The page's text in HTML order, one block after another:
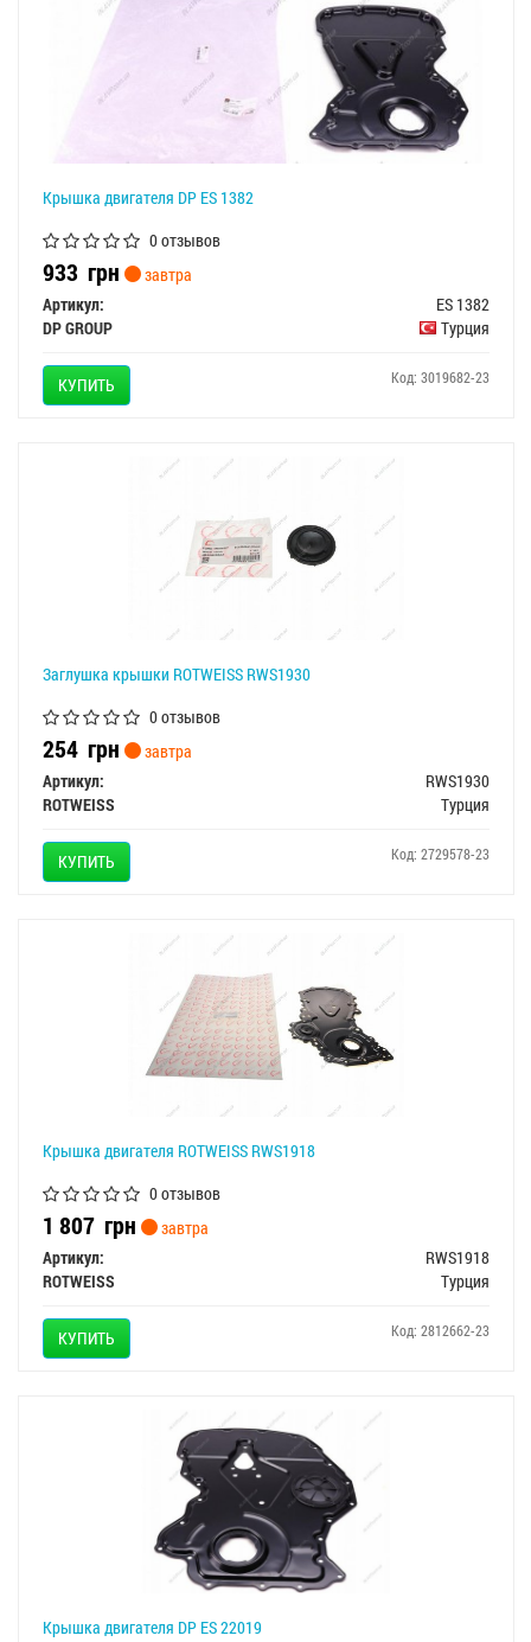
Крышка двигателя DP ES 1382
0 отзывов
933 грн
завтра
Артикул:
ES 1382
DP GROUP
Турция
КУПИТЬ Код: 3019682-23
Заглушка крышки ROTWEISS RWS1930
0 отзывов
254 грн
завтра
Артикул:
RWS1930
ROTWEISS
Турция
КУПИТЬ Код: 2729578-23
Крышка двигателя ROTWEISS RWS1918
0 отзывов
1 807 грн
завтра
Артикул:
RWS1918
ROTWEISS
Турция
КУПИТЬ Код: 2812662-23
Крышка двигателя DP ES 22019